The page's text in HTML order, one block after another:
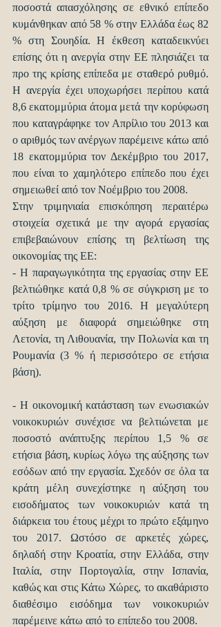
ποσοστά απασχόλησης σε εθνικό επίπεδο
κυμάνθηκαν από 58 % στην Ελλάδα έως 82
% στη Σουηδία. Η έκθεση καταδεικνύει
επίσης ότι η ανεργία στην ΕΕ πλησιάζει τα
προ της κρίσης επίπεδα με σταθερό ρυθμό.
Η ανεργία έχει υποχωρήσει περίπου κατά
8,6 εκατομμύρια άτομα μετά την κορύφωση
που καταγράφηκε τον Απρίλιο του 2013 και
ο αριθμός των ανέργων παρέμεινε κάτω από
18 εκατομμύρια τον Δεκέμβριο του 2017,
που είναι το χαμηλότερο επίπεδο που έχει
σημειωθεί από τον Νοέμβριο του 2008.
Στην τριμηνιαία επισκόπηση περαιτέρω
στοιχεία σχετικά με την αγορά εργασίας
επιβεβαιώνουν επίσης τη βελτίωση της
οικονομίας της ΕΕ:
- Η παραγωγικότητα της εργασίας στην ΕΕ
βελτιώθηκε κατά 0,8 % σε σύγκριση με το
τρίτο τρίμηνο του 2016. Η μεγαλύτερη
αύξηση με διαφορά σημειώθηκε στη
Λετονία, τη Λιθουανία, την Πολωνία και τη
Ρουμανία (3 % ή περισσότερο σε ετήσια
βάση).
- Η οικονομική κατάσταση των ενωσιακών
νοικοκυριών συνέχισε να βελτιώνεται με
ποσοστό ανάπτυξης περίπου 1,5 % σε
ετήσια βάση, κυρίως λόγω της αύξησης των
εσόδων από την εργασία. Σχεδόν σε όλα τα
κράτη μέλη συνεχίστηκε η αύξηση του
εισοδήματος των νοικοκυριών κατά τη
διάρκεια του έτους μέχρι το πρώτο εξάμηνο
του 2017. Ωστόσο σε αρκετές χώρες,
δηλαδή στην Κροατία, στην Ελλάδα, στην
Ιταλία, στην Πορτογαλία, στην Ισπανία,
καθώς και στις Κάτω Χώρες, το ακαθάριστο
διαθέσιμο εισόδημα των νοικοκυριών
παρέμεινε κάτω από το επίπεδο του 2008.